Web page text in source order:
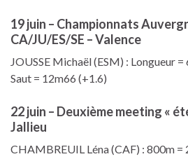
19 juin – Championnats
CA/JU/ES/SE – Valence
JOUSSE Michaël (ESM) : Longueur
Saut = 12m66 (+1.6)
22 juin – Deuxième meeting «
Jallieu
CHAMBREUIL Léna (CAF) : 800m =